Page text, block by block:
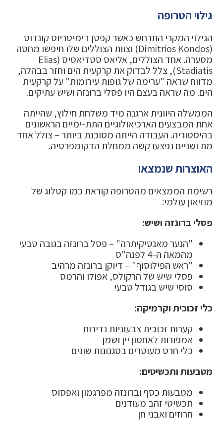
גילוי הטרופה
הגילוי המקרי התרחש כאשר קפטן דימיטריוס קונדוס
(Dimitrios Kondos) וצוות הצוללים שלו חיפשו מחסה
מסערה. אחד הצוללים, אליאס סטדיאטיס (Elias
Stadiatis), צלל לבדוק את קרקעית הים וחזר בבהלה,
מדווח שראה "ערימה של גופות עירומות" על קרקעית
הים. מה שראה בעצם היו פסלי ברונזה ושיש עתיקים.
הממשלה היוונית ארגנה מיד משלחת חילוץ, שהייתה
אחת המבצעים הארכיאולוגיים התת-ימיים הראשונים
בהיסטוריה. העבודה הייתה מסוכנת ביותר – צולל אחד
מת ושניים נפצעו קשה ממחלת הדקומפרסיה.
האוצרות שנמצאו
רשימת הממצאים מהטרופה קוראת כמו קטלוג של
מוזיאון עולמי:
פסלי ברונזה ושיש:
"הנער מאנטיקיתרה" – פסל ברונזה בגובה טבעי
מהמאה ה-4 לפנה"ס
"ראש הפילוסוף" – דיוקן ברונזה מרהיב
פסלי שיש של הרקולס, אפולו והרמס
סוסי שיש בגודל טבעי
כלי זכוכית וקרמיקה:
קערות זכוכית צבעוניות נדירות
אמפורות לאחסון יין ושמן
כלי חרס מעוטרים בסגנונות שונים
מטבעות ותכשיטים:
מטבעות כסף וברונזה מפרגמון ואפסוס
תכשיטי זהב מעודנים
חרוזים ואבני חן